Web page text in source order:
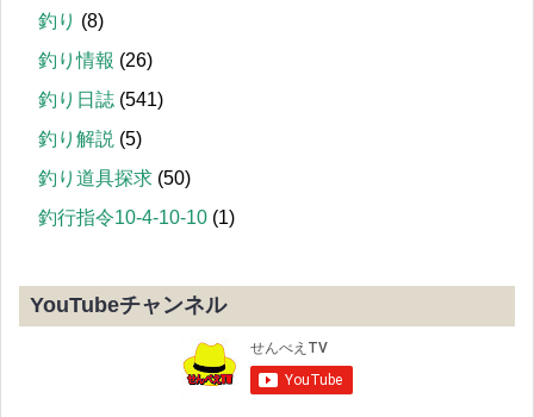
釣り (8)
釣り情報 (26)
釣り日誌 (541)
釣り解説 (5)
釣り道具探求 (50)
釣行指令10-4-10-10 (1)
YouTubeチャンネル